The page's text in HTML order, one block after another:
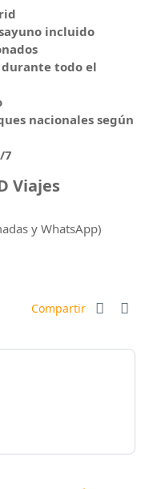
incluido
durante todo el
nacionales según
7
Viajes
y WhatsApp)
Compartir